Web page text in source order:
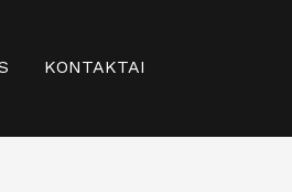
KONTAKTAI